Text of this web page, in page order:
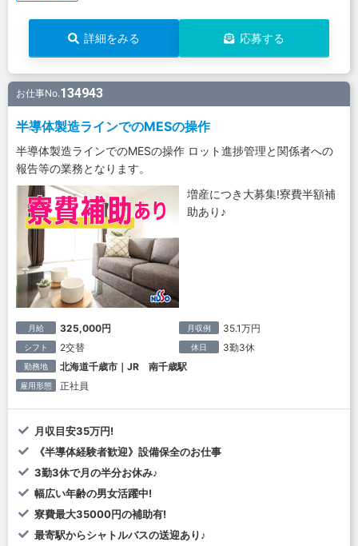
詳細をみる 応募する
お仕事No.134943
半導体製造ラインでのMESの操作
半導体製造ラインでのMESの操作 ロット進捗管理と関係者への
報告等の業務となります。
増産につき大募集!寮費半額補
助あり♪
月給 325,000円 月収例 35.1万円
シフト 2交替 休日 3勤3休
勤務地 北海道千歳市｜JR 南千歳駅
雇用形態 正社員
月収目安35万円!
《半導体経験者歓迎》設備保全のお仕事
3勤3休で月の半分お休み♪
幅広い年齢の男女活躍中!
寮費最大35000円の補助有!
最寄駅からシャトルバスの送迎あり♪